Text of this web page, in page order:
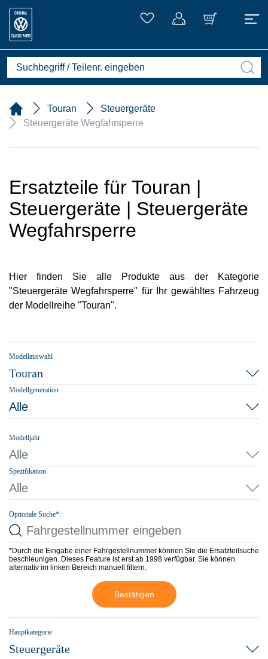
Touran
Steuergeräte
Steuergeräte Wegfahrsperre
Ersatzteile für Touran |
Steuergeräte | Steuergeräte
Wegfahrsperre
Hier finden Sie alle Produkte aus der Kategorie
"Steuergeräte Wegfahrsperre" für Ihr gewähltes Fahrzeug
der Modellreihe "Touran".
Modellauswahl
Touran
Modellgeneration
Alle
Modelljahr
Alle
Spezifikation
Alle
Optionale Suche*:
*Durch die Eingabe einer Fahrgestellnummer können Sie die Ersatzteilsuche
beschleunigen. Dieses Feature ist erst ab 1998 verfügbar. Sie können
alternativ im linken Bereich manuell filtern.
Bestätigen
Hauptkategorie
Steuergeräte